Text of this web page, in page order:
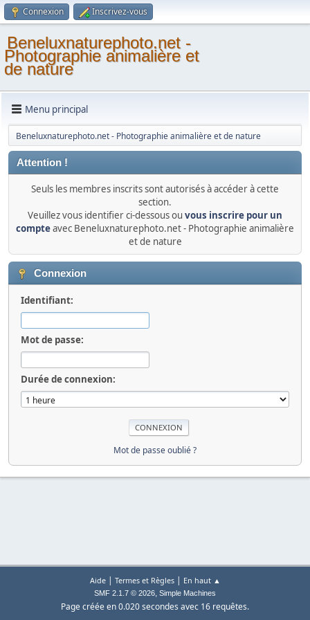
Connexion Inscrivez-vous
Beneluxnaturephoto.net -
Photographie animalière et
de nature
Menu principal
Beneluxnaturephoto.net - Photographie animalière et de nature
Attention !
Seuls les membres inscrits sont autorisés à accéder à cette
section.
Veuillez vous identifier ci-dessous ou vous inscrire pour un
compteavec Beneluxnaturephoto.net - Photographie animalière
et de nature
Connexion
Identifiant:
Mot de passe:
Durée de connexion:
Mot de passe oublié ?
Aide| Termes et Règles| En haut ▲
SMF 2.1.7 © 2026, Simple Machines
Page créée en 0.020 secondes avec 16 requêtes.